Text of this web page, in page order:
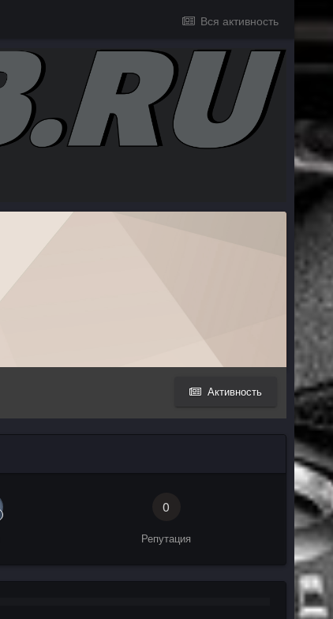
Вся активность
Активность
0
Репутация